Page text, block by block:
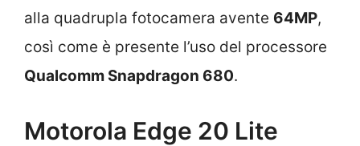
alla quadrupla fotocamera avente 64MP,
così come è presente l’uso del processore
Qualcomm Snapdragon 680.
Motorola Edge 20 Lite